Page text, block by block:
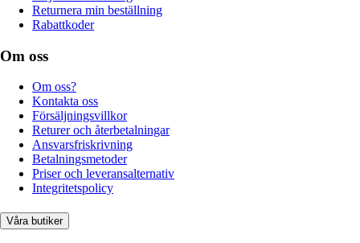
Returnera min beställning
Rabattkoder
Om oss
Om oss?
Kontakta oss
Försäljningsvillkor
Returer och återbetalningar
Ansvarsfriskrivning
Betalningsmetoder
Priser och leveransalternativ
Integritetspolicy
Våra butiker